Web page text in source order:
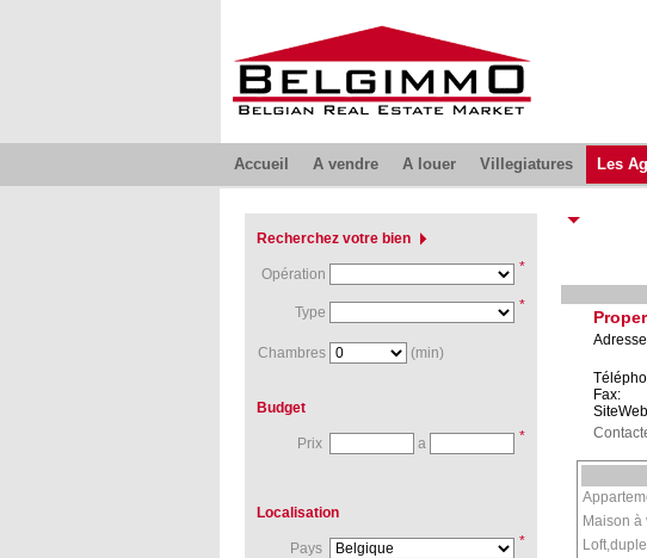
Accueil A vendre A louer Villegiatures Les
Recherchez votre bien
Opération *
Type *
Chambres (min)
Budget
Prix a *
Localisation
Pays *
Fax:
Maison à